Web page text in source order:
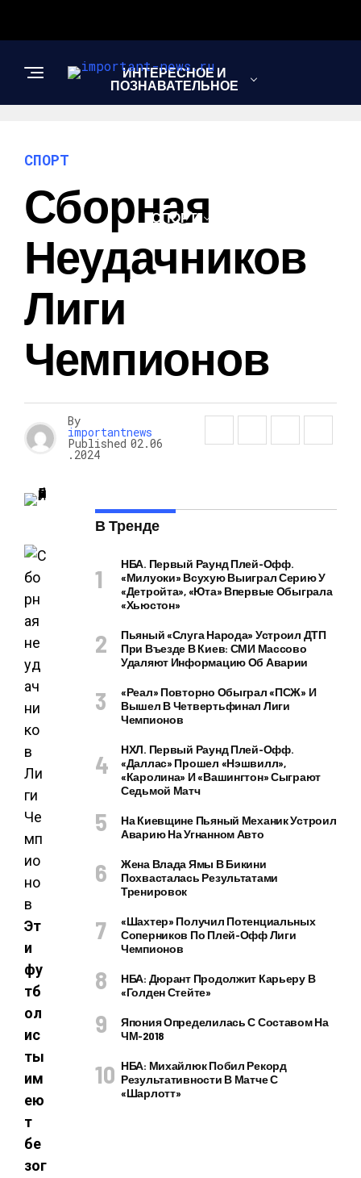
ИНТЕРЕСНОЕ И
ПОЗНАВАТЕЛЬНОЕ
СПОРТ
ШОУ-БИЗНЕС
СПОРТ
Сборная
Неудачников
Лиги
Чемпионов
By
importantnews
Published 02.06
.2024
Эт
и
фу
тб
ол
ис
ты
им
ею
т
бе
зог
В Тренде
НБА. Первый Раунд Плей-Офф.
«Милуоки» Всухую Выиграл Серию У
«Детройта», «Юта» Впервые Обыграла
«Хьюстон»
Пьяный «слуга Народа» Устроил ДТП
При Въезде В Киев: СМИ Массово
Удаляют Информацию Об Аварии
«Реал» Повторно Обыграл «ПСЖ» И
Вышел В Четвертьфинал Лиги
Чемпионов
НХЛ. Первый Раунд Плей-Офф.
«Даллас» Прошел «Нэшвилл»,
«Каролина» И «Вашингтон» Сыграют
Седьмой Матч
На Киевщине Пьяный Механик Устроил
Аварию На Угнанном Авто
Жена Влада Ямы В Бикини
Похвасталась Результатами
Тренировок
«Шахтер» Получил Потенциальных
Соперников По Плей-Офф Лиги
Чемпионов
НБА: Дюрант Продолжит Карьеру В
«Голден Стейте»
Япония Определилась С Составом На
ЧМ-2018
НБА: Михайлюк Побил Рекорд
Результативности В Матче С
«Шарлотт»